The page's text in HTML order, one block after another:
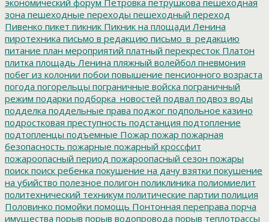
зона пешеходные переходы пешеходный переход
Пивенко пикет пикник Пикник на площади Ленина
пиротехника письмо в редакцию письмо_в_редакцию
питание план мероприятий платный перекресток Платон
плитка площадь Ленина пляжный волейбол пневмония
побег из колонии побои повышение пенсионного возраста
погода погорельцы пограничные войска пограничный
режим подарки подборка_новостей подвал подвоз воды
подделка поддельные права поджог подпольное казино
подростковая преступность подстанция подтопление
подтопленцы подъемные Пожар пожар пожарная
безопасность пожарные пожарный кроссфит
пожароопасный период пожароопасный сезон пожары
поиск поиск ребенка покушение на дачу взятки покушение
на убийство полезное полигон поликлиника полиомиелит
политехнический техникум политические партии полиция
Половинко помойки помощь Понтонная переправа порча
имущества порыв порыв водопровода порыв теплотрассы